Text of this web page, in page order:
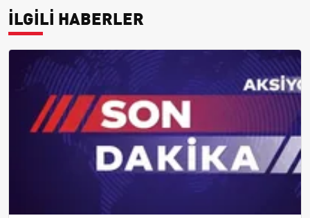
İLGİLİ HABERLER